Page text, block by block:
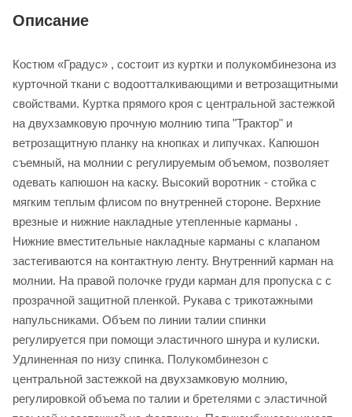
Описание
Костюм «Градус» , состоит из куртки и полукомбинезона из
курточной ткани с водоотталкивающими и ветрозащитными
свойствами. Куртка прямого кроя с центральной застежкой
на двухзамковую прочную молнию типа "Трактор" и
ветрозащитную планку на кнопках и липучках. Капюшон
съемный, на молнии с регулируемым объемом, позволяет
одевать капюшон на каску. Высокий воротник - стойка с
мягким теплым флисом по внутренней стороне. Верхние
врезные и нижние накладные утепленные карманы .
Нижние вместительные накладные карманы с клапаном
застегиваются на контактную ленту. Внутренний карман на
молнии. На правой полочке груди карман для пропуска с с
прозрачной защитной пленкой. Рукава с трикотажными
напульсниками. Объем по линии талии спинки
регулируется при помощи эластичного шнура и кулиски.
Удлиненная по низу спинка. Полукомбинезон с
центральной застежкой на двухзамковую молнию,
регулировкой объема по талии и бретелями с эластичной